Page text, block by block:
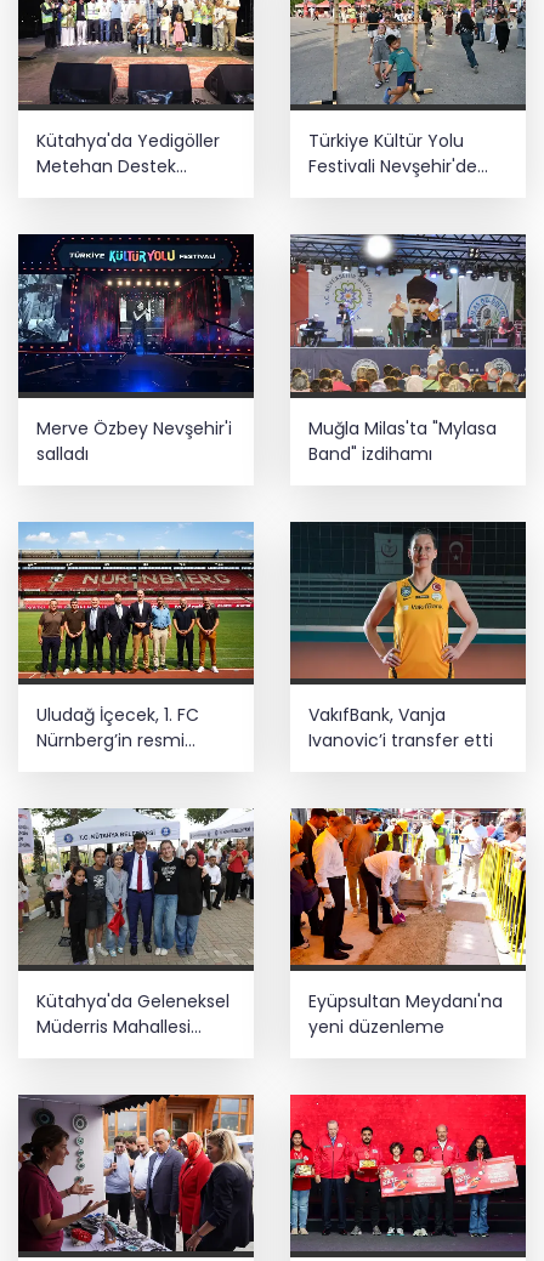
Kütahya Belediyesi personeline yapay
zeka eğitimi
Kütahya'da Yedigöller
Metehan Destek
Konserleri start aldı
Türkiye Kültür Yolu
Festivali Nevşehir'de
tam gaz sürüyor
Merve Özbey Nevşehir'i
salladı
Muğla Milas'ta "Mylasa
Band" izdihamı
Uludağ İçecek, 1. FC
Nürnberg’in resmi
VakıfBank, Vanja
Ivanovic’i transfer etti
Kütahya'da Geleneksel
Müderris Mahallesi
Şenliği coşkusu
Eyüpsultan Meydanı'na
yeni düzenleme